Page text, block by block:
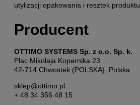
utylizacji opakowania i resztek produktu.
Producent
OTTIMO SYSTEMS Sp. z o.o. Sp. k.
Plac Mikołaja Kopernika 23
42-714 Chwostek (POLSKA), Polska
sklep@ottimo.pl
+ 48 34 356 48 15